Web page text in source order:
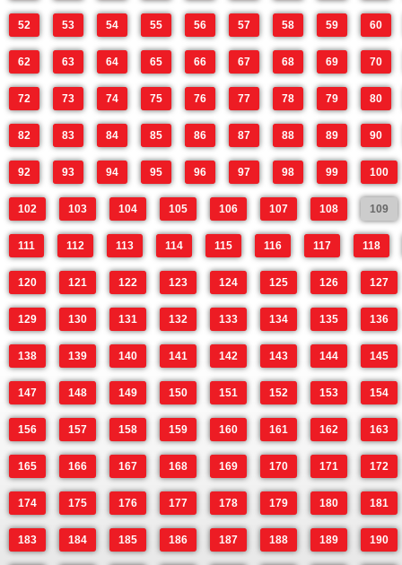
52 53 54 55 56 57 58 59 60
62 63 64 65 66 67 68 69 70
72 73 74 75 76 77 78 79 80
82 83 84 85 86 87 88 89 90
92 93 94 95 96 97 98 99 100
102 103 104 105 106 107 108 109
111 112 113 114 115 116 117 118
120 121 122 123 124 125 126 127
129 130 131 132 133 134 135 136
138 139 140 141 142 143 144 145
147 148 149 150 151 152 153 154
156 157 158 159 160 161 162 163
165 166 167 168 169 170 171 172
174 175 176 177 178 179 180 181
183 184 185 186 187 188 189 190